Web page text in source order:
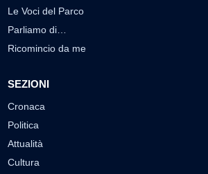
Le Voci del Parco
Parliamo di…
Ricomincio da me
SEZIONI
Cronaca
Politica
Attualità
Cultura